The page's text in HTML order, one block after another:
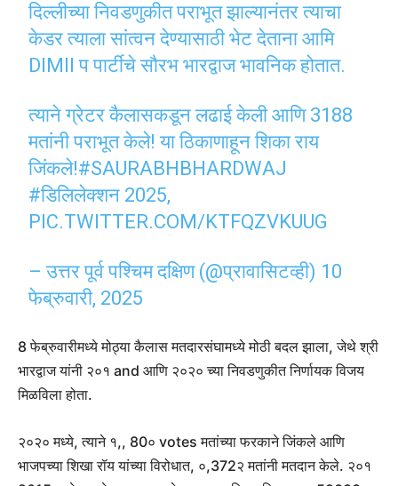
दिल्लीच्या निवडणुकीत पराभूत झाल्यानंतर त्याचा
केडर त्याला सांत्वन देण्यासाठी भेट देताना आमि
DIMII प पार्टीचे सौरभ भारद्वाज भावनिक होतात.
त्याने ग्रेटर कैलासकडून लढाई केली आणि 3188
मतांनी पराभूत केले! या ठिकाणाहून शिका राय
जिंकले!#SAURABHBHARDWAJ
#डिलिलेक्शन 2025,
PIC.TWITTER.COM/KTFQZVKUUG
– उत्तर पूर्व पश्चिम दक्षिण (@प्रावासिटव्ही) 10
फेब्रुवारी, 2025
8 फेब्रुवारीमध्ये मोठ्या कैलास मतदारसंघामध्ये मोठी बदल झाला, जेथे श्री
भारद्वाज यांनी २०१ and आणि २०२० च्या निवडणुकीत निर्णायक विजय
मिळविला होता.
२०२० मध्ये, त्याने १,, 80० votes मतांच्या फरकाने जिंकले आणि
भाजपच्या शिखा रॉय यांच्या विरोधात, ०,372२ मतांनी मतदान केले. २०१